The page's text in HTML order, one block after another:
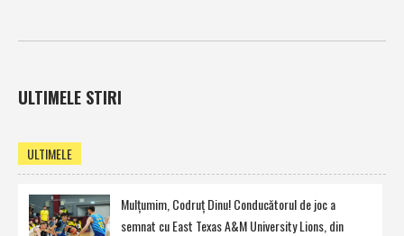
ULTIMELE STIRI
ULTIMELE
Mulţumim, Codruţ Dinu! Conducătorul de joc a
semnat cu East Texas A&M University Lions, din